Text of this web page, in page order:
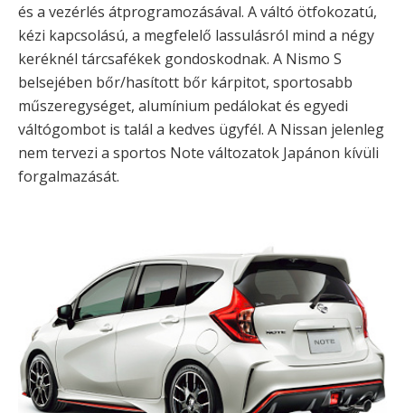
és a vezérlés átprogramozásával. A váltó ötfokozatú,
kézi kapcsolású, a megfelelő lassulásról mind a négy
keréknél tárcsafékek gondoskodnak. A Nismo S
belsejében bőr/hasított bőr kárpitot, sportosabb
műszeregységet, alumínium pedálokat és egyedi
váltógombot is talál a kedves ügyfél. A Nissan jelenleg
nem tervezi a sportos Note változatok Japánon kívüli
forgalmazását.